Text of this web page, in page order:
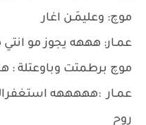
موچ: وعليمَـن اغار
عمـار: هههه يجوز مو
موچ برطمتت وباوعتلة :
عمـار :هههههه
روح